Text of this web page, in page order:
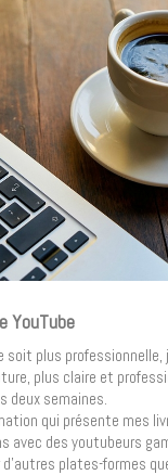
YouTube
soit plus professionnelle,
plus claire et
deux semaines.
qui présente mes
avec des youtubeurs
plates-formes